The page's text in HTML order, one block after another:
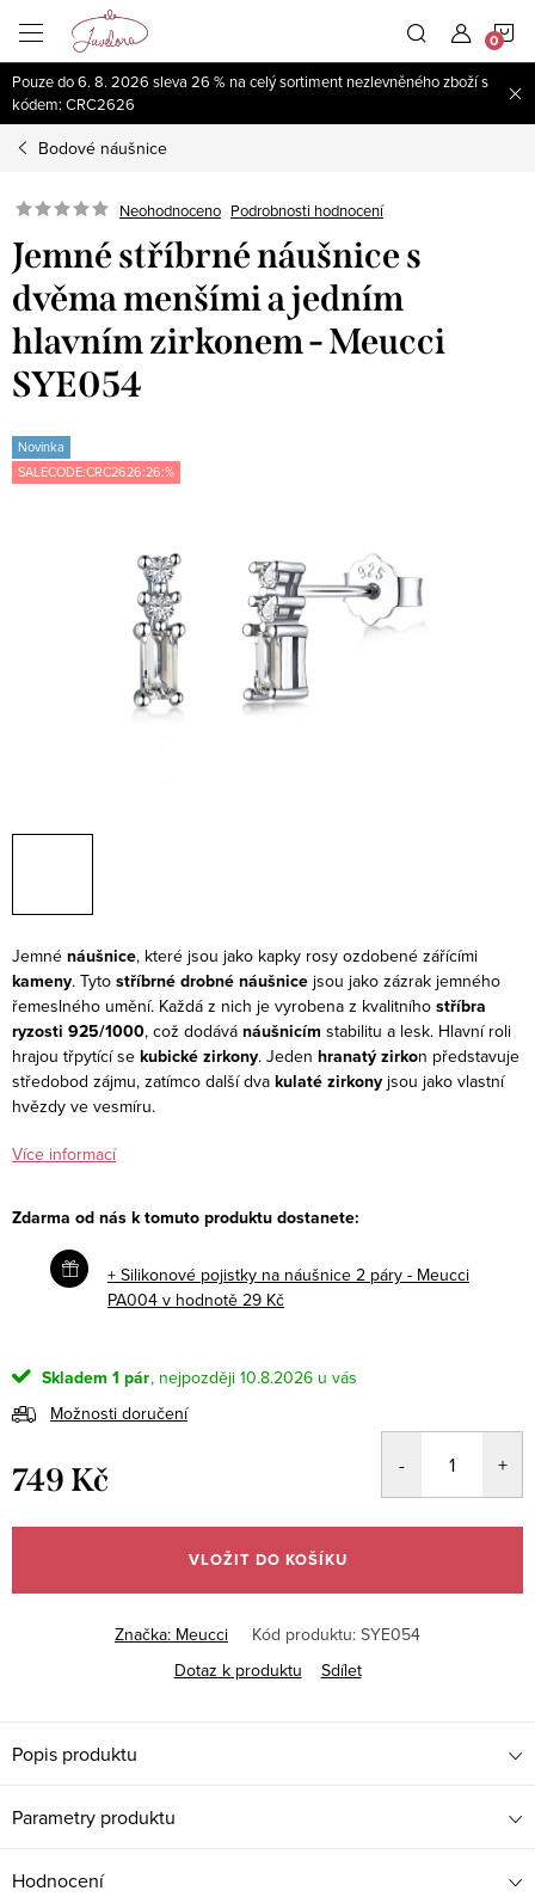
obsah
Pouze do 6. 8. 2026 sleva 26 % na celý sortiment nezlevněného zboží s
kódem: CRC2626
Bodové náušnice
Neohodnoceno Podrobnosti hodnocení
Jemné stříbrné náušnice s
dvěma menšími a jedním
hlavním zirkonem - Meucci
SYE054
Novinka
SALECODE:CRC2626:26:%
Jemné náušnice, které jsou jako kapky rosy ozdobené zářícími
kameny. Tyto stříbrné drobné náušnice jsou jako zázrak jemného
řemeslného umění. Každá z nich je vyrobena z kvalitního stříbra
ryzosti 925/1000, což dodává náušnicím stabilitu a lesk. Hlavní roli
hrajou třpytící se kubické zirkony. Jeden hranatý zirkon představuje
středobod zájmu, zatímco další dva kulaté zirkony jsou jako vlastní
hvězdy ve vesmíru.
Více informací
Zdarma od nás k tomuto produktu dostanete:
+ Silikonové pojistky na náušnice 2 páry - Meucci
PA004 v hodnotě 29 Kč
Skladem 1 pár
10.8.2026
Možnosti doručení
749 Kč
cena:
VLOŽIT DO KOŠÍKU
Značka: Meucci Kód produktu: SYE054
Dotaz k produktu
Sdílet
Popis produktu
Parametry produktu
Hodnocení